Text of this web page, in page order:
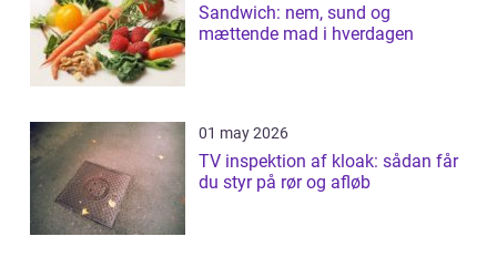
Sandwich: nem, sund og
mættende mad i hverdagen
01 may 2026
TV inspektion af kloak: sådan får
du styr på rør og afløb